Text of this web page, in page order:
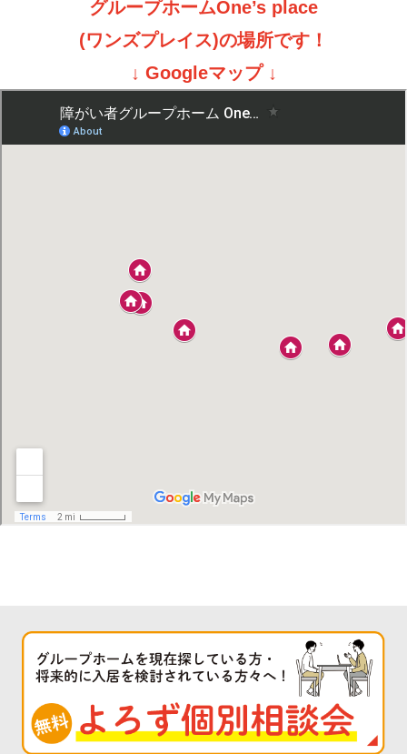
グループホームOne’s place
(ワンズプレイス)の場所です！
↓ Googleマップ ↓